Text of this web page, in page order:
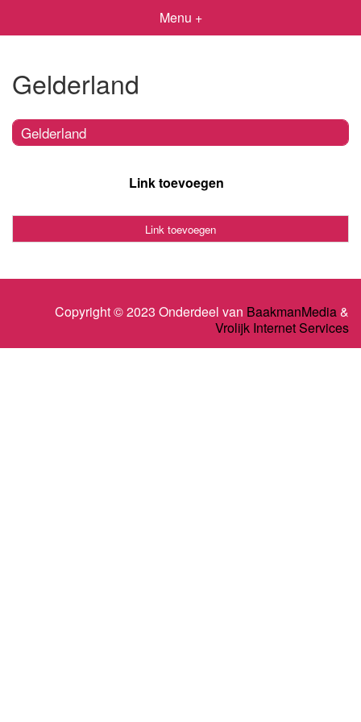
Menu +
Gelderland
Gelderland
Link toevoegen
Link toevoegen
Copyright © 2023 Onderdeel van BaakmanMedia&
Vrolijk Internet Services